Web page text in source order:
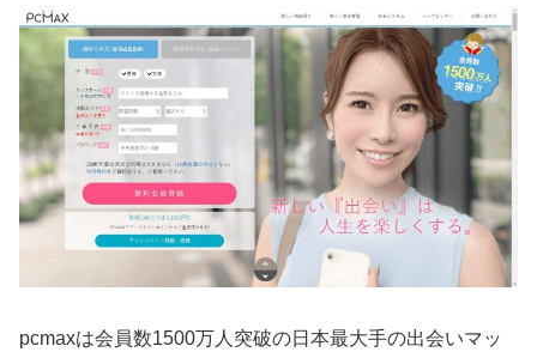
pcmaxは会員数1500万人突破の日本最大手の出会いマッ